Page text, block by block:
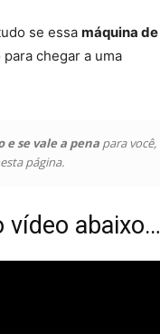
se essa máquina de
chegar a uma
e se vale a penapara você,
página.
vídeo abaixo…